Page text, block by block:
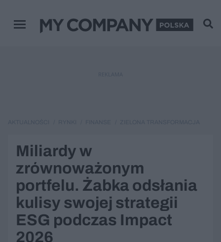
Menu główne
Miliardy w
zrównoważonym
portfelu. Żabka odsłania
kulisy swojej strategii
ESG podczas Impact
2026
Zamknij